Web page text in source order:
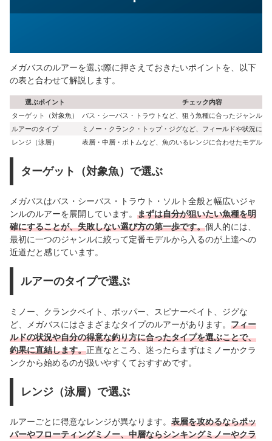
メガバスのルアーを選ぶ際に押さえておきたいポイントを、以下
の表と合わせて解説します。
選ぶポイント
チェック内容
ターゲット（対象魚）
バス・シーバス・トラウトなど、狙う魚種に合ったジャンルを
ルアーのタイプ
ミノー・クランク・トップ・ジグなど、フィールドや状況に応
レンジ（泳層）
表層・中層・ボトムなど、魚のいるレンジに合わせたモデルを
ターゲット（対象魚）で選ぶ
メガバスはバス・シーバス・トラウト・ソルト全般と幅広いジャ
ンルのルアーを展開しています。 まずは自分が狙いたい魚種を明
確にすることが、失敗しない選び方の第一歩です。個人的には、
最初に一つのジャンルに絞って定番モデルから入るのが上達への
近道だと感じています。
ルアーのタイプで選ぶ
ミノー、クランクベイト、ポッパー、スピナーベイト、ジグな
ど、メガバスにはさまざまなタイプのルアーがあります。 フィー
ルドの状況や自分の得意な釣り方に合ったタイプを選ぶことで、
釣果に直結します。正直なところ、迷ったらまずはミノーかクラ
ンクから始めるのが扱いやすくておすすめです。
レンジ（泳層）で選ぶ
ルアーごとに得意なレンジが異なります。 表層を攻めるならポッ
パーやフローティングミノー、中層ならシンキングミノーやクラ